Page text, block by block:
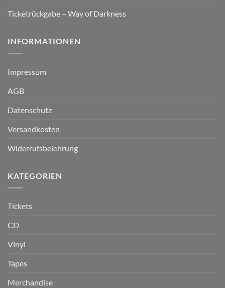
Ticketrückgabe – Way of Darkness
INFORMATIONEN
Impressum
AGB
Datenschutz
Versandkosten
Widerrufsbelehrung
KATEGORIEN
Tickets
CD
Vinyl
Tapes
Merchandise